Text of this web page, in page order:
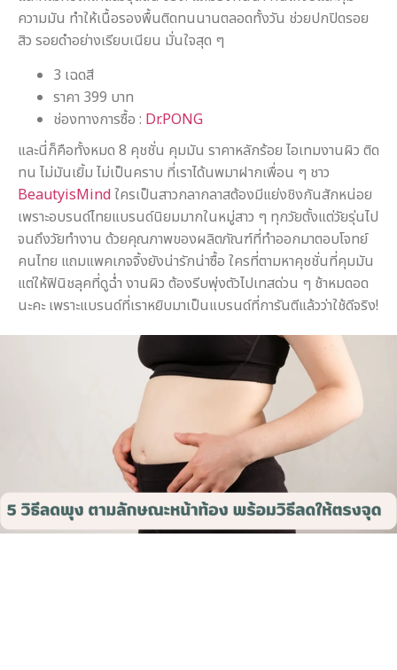
ความมัน ทำให้เนื้อรองพื้นติดทนนานตลอดทั้งวัน ช่วยปกปิดรอย
สิว รอยดำอย่างเรียบเนียน มั่นใจสุด ๆ
3 เฉดสี
ราคา 399 บาท
ช่องทางการซื้อ : Dr.PONG
และนี่ก็คือทั้งหมด 8 คุชชั่น คุมมัน ราคาหลักร้อย ไอเทมงานผิว ติด
ทน ไม่มันเยิ้ม ไม่เป็นคราบ ที่เราได้นพมาฝากเพื่อน ๆ ชาว
BeautyisMindใครเป็นสาวกลากลาสต้องมีแย่งชิงกันสักหน่อย
เพราะอบรนด์ไทยแบรนด์นิยมมากในหมู่สาว ๆ ทุกวัยตั้งแต่วัยรุ่นไป
จนถึงวัยทำงาน ด้วยคุณภาพของผลิตภัณฑ์ที่ทำออกมาตอบโจทย์
คนไทย แถมแพคเกจจิ้งยังน่ารักน่าซื้อ ใครที่ตามหาคุชชั่นที่คุมมัน
แต่ให้ฟินิชลุคที่ดูฉ่ำ งานผิว ต้องรีบพุ่งตัวไปเทสด่วน ๆ ช้าหมดอด
นะคะ เพราะแบรนด์ที่เราหยิบมาเป็นแบรนด์ที่การันตีแล้วว่าใช้ดีจริง!